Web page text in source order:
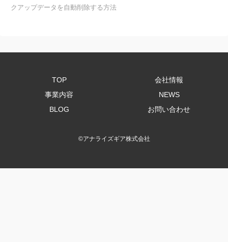
クアップデータを自動削除する方法
TOP
会社情報
事業内容
NEWS
BLOG
お問い合わせ
©アナライズギア株式会社